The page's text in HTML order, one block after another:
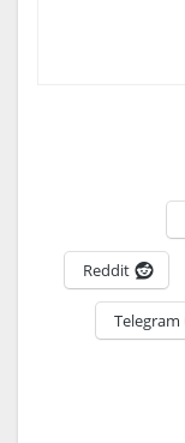
Reddit
Telegram